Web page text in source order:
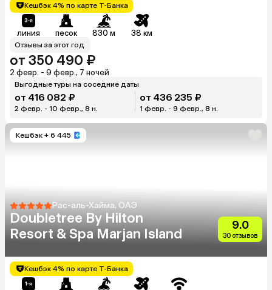
Кешбэк 4% по карте Т-Банка
линия песок 830 м 38 км
Отзывы за этот год
от 350 490 ₽
2 февр. - 9 февр., 7 ночей
Выгодные туры на соседние даты
от 416 082 ₽
2 февр. - 10 февр., 8 н.
от 436 235 ₽
1 февр. - 9 февр., 8 н.
Кешбэк + 6 445
Рас-аль-Хайма, ОАЭ
Doubletree By Hilton
Resort & Spa Marjan Island
9.0
30 отзывов
Кешбэк 4% по карте Т-Банка